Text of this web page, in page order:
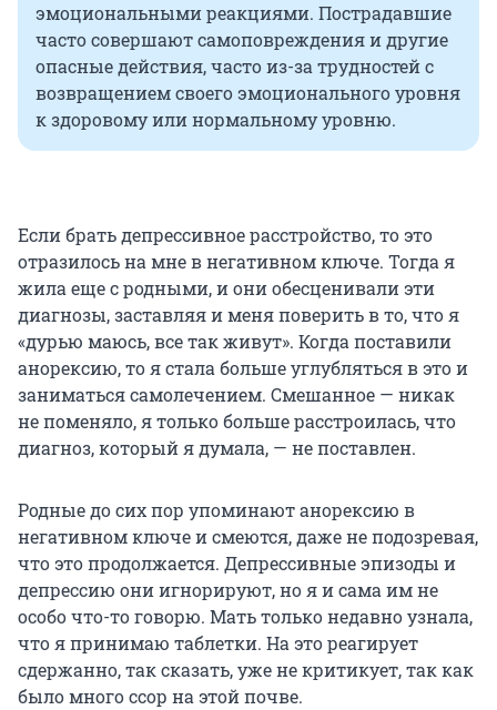
эмоциональными реакциями. Пострадавшие
часто совершают самоповреждения и другие
опасные действия, часто из-за трудностей с
возвращением своего эмоционального уровня
к здоровому или нормальному уровню.
Если брать депрессивное расстройство, то это
отразилось на мне в негативном ключе. Тогда я
жила еще с родными, и они обесценивали эти
диагнозы, заставляя и меня поверить в то, что я
«дурью маюсь, все так живут». Когда поставили
анорексию, то я стала больше углубляться в это и
заниматься самолечением. Смешанное — никак
не поменяло, я только больше расстроилась, что
диагноз, который я думала, — не поставлен.
Родные до сих пор упоминают анорексию в
негативном ключе и смеются, даже не подозревая,
что это продолжается. Депрессивные эпизоды и
депрессию они игнорируют, но я и сама им не
особо что-то говорю. Мать только недавно узнала,
что я принимаю таблетки. На это реагирует
сдержанно, так сказать, уже не критикует, так как
было много ссор на этой почве.